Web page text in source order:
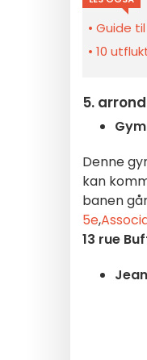
Guide
10
5.
Denne
kan
banen
5e,
13 rue